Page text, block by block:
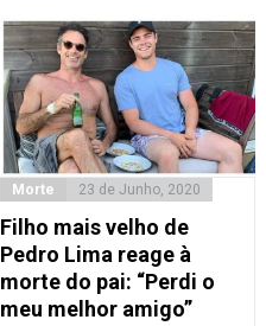
Morte 23 de Junho, 2020
Filho mais velho de
Pedro Lima reage à
morte do pai: “Perdi o
meu melhor amigo”